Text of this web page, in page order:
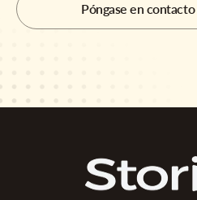
Póngase en